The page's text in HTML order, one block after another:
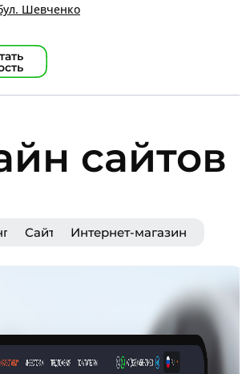
Шевченко
сайтов
Сайт Интернет-магазин